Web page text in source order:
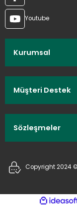
Youtube
Kurumsal
Müşteri Destek
Sözleşmeler
Copyright 2024